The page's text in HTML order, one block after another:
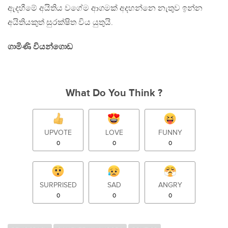
ඇදහීමේ අයිතිය වගේම ආගමක් අදහන්නෙ නැතුව ඉන්න
අයිතියකුත් සුරක්ෂිත විය යුතුයි.
ගාමිණි වියන්ගොඩ
What Do You Think ?
UPVOTE
0
LOVE
0
FUNNY
0
SURPRISED
0
SAD
0
ANGRY
0